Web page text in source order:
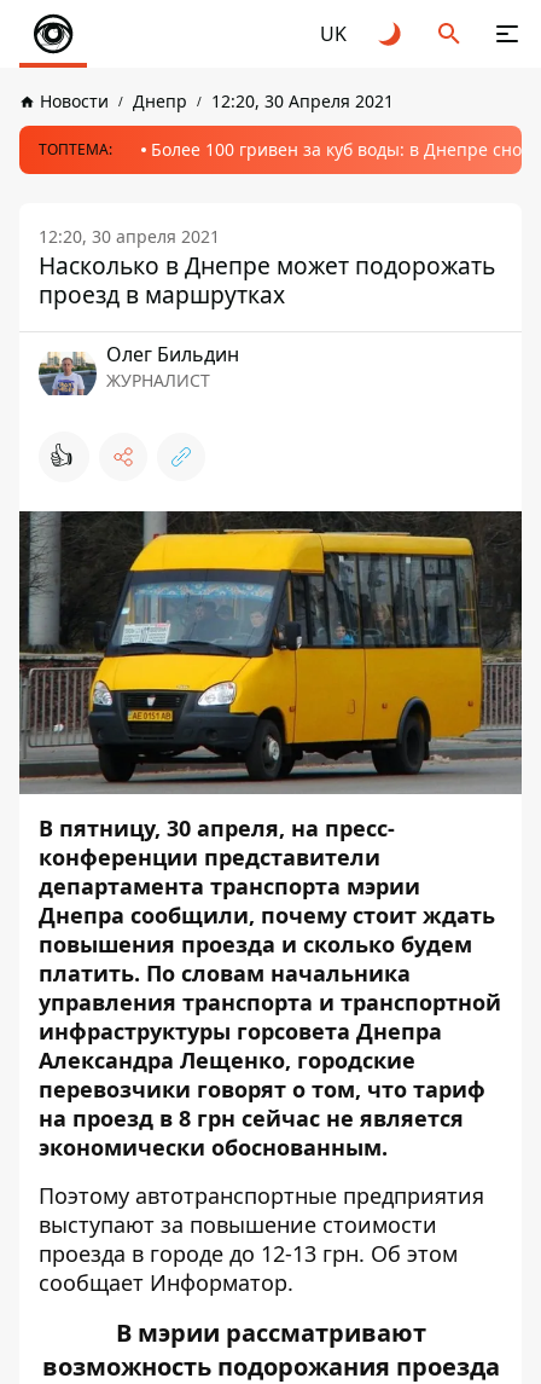
UK
Новости Днепр 12:20, 30 Апреля 2021
ТОПТЕМА: Более 100 гривен за куб воды: в Днепре
12:20, 30 апреля 2021
Насколько в Днепре может подорожать
проезд в маршрутках
Олег Бильдин
ЖУРНАЛИСТ
👍
В пятницу, 30 апреля, на пресс-
конференции представители
департамента транспорта мэрии
Днепра сообщили, почему стоит ждать
повышения проезда и сколько будем
платить. По словам начальника
управления транспорта и транспортной
инфраструктуры горсовета Днепра
Александра Лещенко, городские
перевозчики говорят о том, что тариф
на проезд в 8 грн сейчас не является
экономически обоснованным.
Поэтому автотранспортные предприятия
выступают за повышение стоимости
проезда в городе до 12-13 грн. Об этом
сообщает Информатор.
В мэрии рассматривают
возможность подорожания проезда